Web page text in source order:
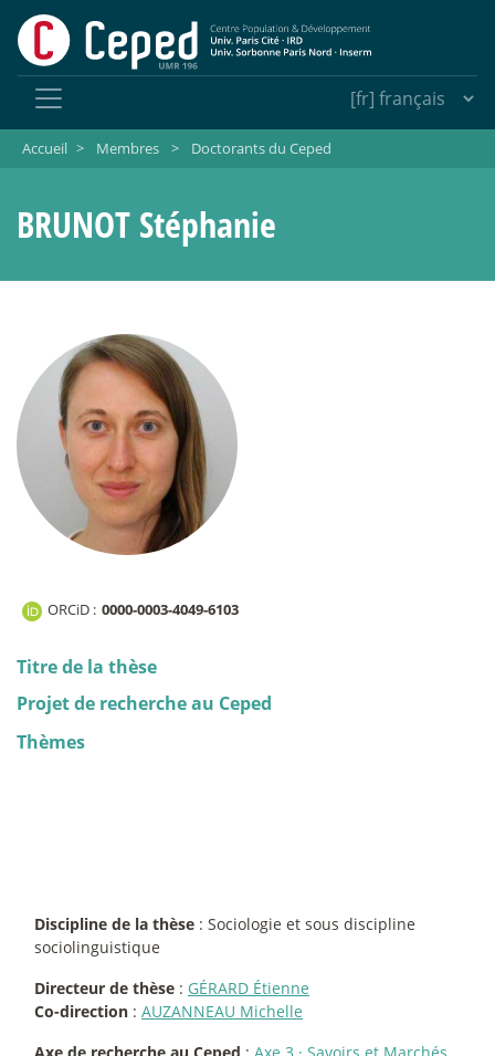
Accueil > Membres > Doctorants du Ceped
BRUNOT Stéphanie
ORCiD : 0000-0003-4049-6103
Titre de la thèse
Projet de recherche au Ceped
Thèmes
Discipline de la thèse : Sociologie et sous discipline
sociolinguistique
Directeur de thèse : GÉRARD Étienne
Co-direction : AUZANNEAU Michelle